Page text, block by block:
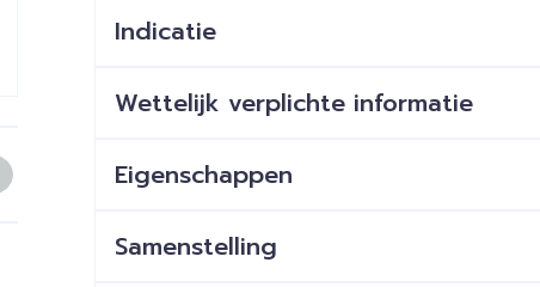
Indicatie
Wettelijk verplichte informatie
Eigenschappen
Eiwitarm
Samenstelling